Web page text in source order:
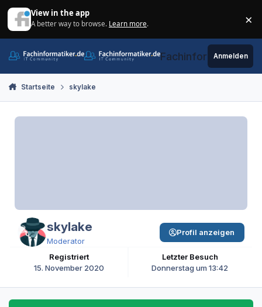
View in the app
A better way to browse. Learn more. ×
Fachinformatiker.de
Anmelden
Startseite skylake
skylake
Moderator
Registriert
15. November 2020
Letzter Besuch
Donnerstag um 13:42
Profil anzeigen